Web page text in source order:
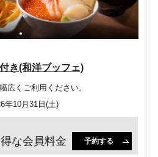
き(和洋ブッフェ)
広くご利用ください。
年10月31日(土)
な会員料金 予約する